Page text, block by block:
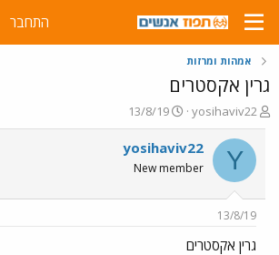
התחבר
אמהות ומרזות
גרין אקסטרים
פ
ו
ת
ח
ה
ו
ש
א
yosihaviv22
פ
ו
ר
ם
13/8/19
Y
yosihaviv22
New member
13/8/19
גרין אקסטרים